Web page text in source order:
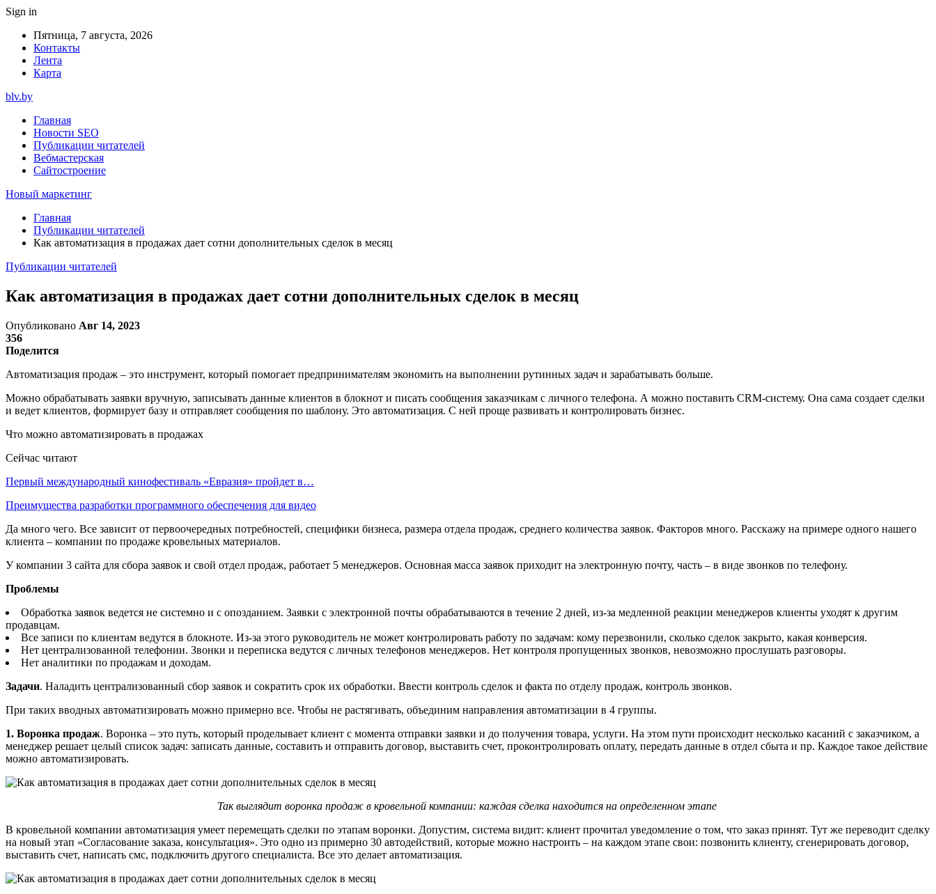
Sign in
Пятница, 7 августа, 2026
Контакты
Лента
Карта
blv.by
Главная
Новости SEO
Публикации читателей
Вебмастерская
Сайтостроение
Новый маркетинг
Главная
Публикации читателей
Как автоматизация в продажах дает сотни дополнительных сделок в месяц
Публикации читателей
Как автоматизация в продажах дает сотни дополнительных сделок в месяц
Опубликовано Авг 14, 2023
356
Поделится
Автоматизация продаж – это инструмент, который помогает предпринимателям экономить на выполнении рутинных задач и зарабатывать больше.
Можно обрабатывать заявки вручную, записывать данные клиентов в блокнот и писать сообщения заказчикам с личного телефона. А можно поставить CRM-систему. Она сама создает сделки
и ведет клиентов, формирует базу и отправляет сообщения по шаблону. Это автоматизация. С ней проще развивать и контролировать бизнес.
Что можно автоматизировать в продажах
Сейчас читают
Первый международный кинофестиваль «Евразия» пройдет в…
Преимущества разработки программного обеспечения для видео
Да много чего. Все зависит от первоочередных потребностей, специфики бизнеса, размера отдела продаж, среднего количества заявок. Факторов много. Расскажу на примере одного нашего
клиента – компании по продаже кровельных материалов.
У компании 3 сайта для сбора заявок и свой отдел продаж, работает 5 менеджеров. Основная масса заявок приходит на электронную почту, часть – в виде звонков по телефону.
Проблемы
Обработка заявок ведется не системно и с опозданием. Заявки с электронной почты обрабатываются в течение 2 дней, из-за медленной реакции менеджеров клиенты уходят к другим
продавцам.
Все записи по клиентам ведутся в блокноте. Из-за этого руководитель не может контролировать работу по задачам: кому перезвонили, сколько сделок закрыто, какая конверсия.
Нет централизованной телефонии. Звонки и переписка ведутся с личных телефонов менеджеров. Нет контроля пропущенных звонков, невозможно прослушать разговоры.
Нет аналитики по продажам и доходам.
Задачи. Наладить централизованный сбор заявок и сократить срок их обработки. Ввести контроль сделок и факта по отделу продаж, контроль звонков.
При таких вводных автоматизировать можно примерно все. Чтобы не растягивать, объединим направления автоматизации в 4 группы.
1. Воронка продаж. Воронка – это путь, который проделывает клиент с момента отправки заявки и до получения товара, услуги. На этом пути происходит несколько касаний с заказчиком, а
менеджер решает целый список задач: записать данные, составить и отправить договор, выставить счет, проконтролировать оплату, передать данные в отдел сбыта и пр. Каждое такое действие
можно автоматизировать.
Так выглядит воронка продаж в кровельной компании: каждая сделка находится на определенном этапе
В кровельной компании автоматизация умеет перемещать сделки по этапам воронки. Допустим, система видит: клиент прочитал уведомление о том, что заказ принят. Тут же переводит сделку
на новый этап «Согласование заказа, консультация». Это одно из примерно 30 автодействий, которые можно настроить – на каждом этапе свои: позвонить клиенту, сгенерировать договор,
выставить счет, написать смс, подключить другого специалиста. Все это делает автоматизация.